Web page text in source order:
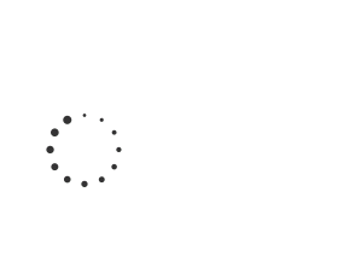
Стоматологическая
установка · Pragmatic (Китай)